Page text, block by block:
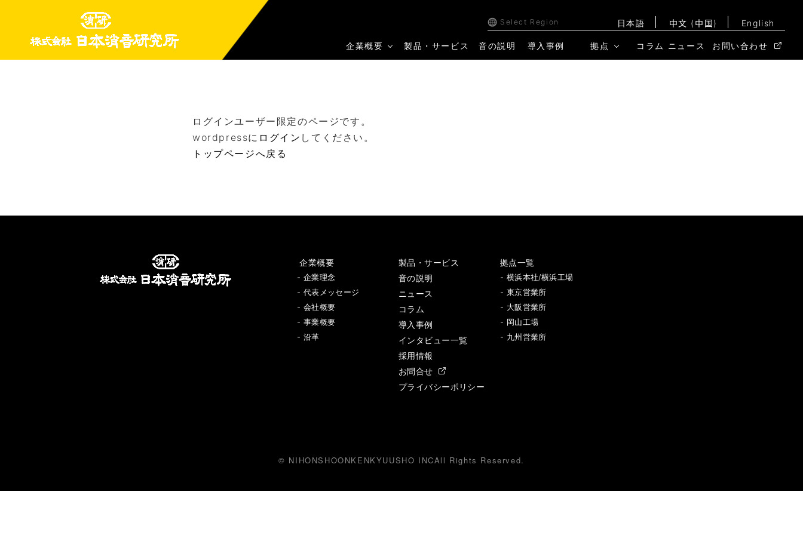
Select Region 日本語 中文 (中国) English
企業概要 製品・サービス 音の説明 導入事例 拠点 コラム ニュース お問い合わせ
ログインユーザー限定のページです。
wordpressに ログイン してください。
トップページへ戻る
企業概要
- 企業理念
- 代表メッセージ
- 会社概要
- 事業概要
- 沿革
製品・サービス
音の説明
ニュース
コラム
導入事例
インタビュー一覧
採用情報
お問合せ
プライバシーポリシー
拠点一覧
- 横浜本社/横浜工場
- 東京営業所
- 大阪営業所
- 岡山工場
- 九州営業所
© NIHONSHOONKENKYUUSHO INCAll Rights Reserved.